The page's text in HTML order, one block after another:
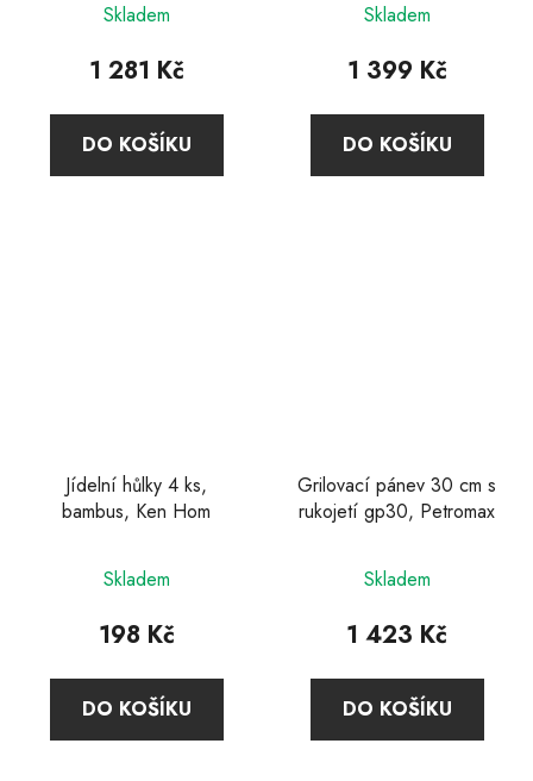
Skladem
1 281 Kč
DO KOŠÍKU
Skladem
1 399 Kč
DO KOŠÍKU
Jídelní hůlky 4 ks,
bambus, Ken Hom
Skladem
198 Kč
DO KOŠÍKU
Grilovací pánev 30 cm s
rukojetí gp30, Petromax
Skladem
1 423 Kč
DO KOŠÍKU